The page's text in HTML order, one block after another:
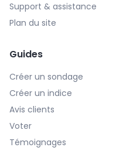
Support & assistance
Plan du site
Guides
Créer un sondage
Créer un indice
Avis clients
Voter
Témoignages